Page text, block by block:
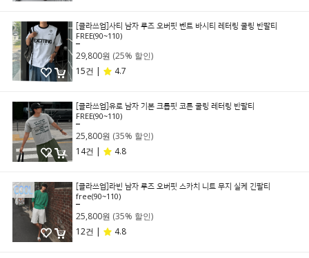
[클라쓰업]사티 남자 루즈 오버핏 벤트 바시티 레터링 쿨링 반팔티
FREE(90~110)
29,800원 (25% 할인)
15건 |
4.7
[클라쓰업]유로 남자 기본 크롭핏 코튼 쿨링 레터링 반팔티
FREE(90~110)
25,800원 (35% 할인)
14건 |
4.8
[클라쓰업]라빈 남자 루즈 오버핏 스카치 니트 무지 실케 긴팔티
free(90~110)
25,800원 (35% 할인)
12건 |
4.8